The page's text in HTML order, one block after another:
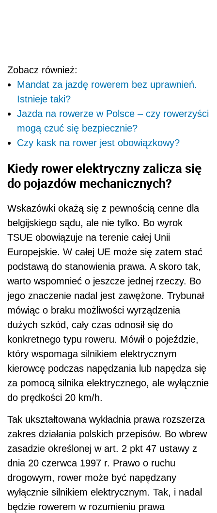
Zobacz również:
Mandat za jazdę rowerem bez uprawnień.
Istnieje taki?
Jazda na rowerze w Polsce – czy rowerzyści
mogą czuć się bezpiecznie?
Czy kask na rower jest obowiązkowy?
Kiedy rower elektryczny zalicza się
do pojazdów mechanicznych?
Wskazówki okażą się z pewnością cenne dla
belgijskiego sądu, ale nie tylko. Bo wyrok
TSUE obowiązuje na terenie całej Unii
Europejskie. W całej UE może się zatem stać
podstawą do stanowienia prawa. A skoro tak,
warto wspomnieć o jeszcze jednej rzeczy. Bo
jego znaczenie nadal jest zawężone. Trybunał
mówiąc o braku możliwości wyrządzenia
dużych szkód, cały czas odnosił się do
konkretnego typu roweru. Mówił o pojeździe,
który wspomaga silnikiem elektrycznym
kierowcę podczas napędzania lub napędza się
za pomocą silnika elektrycznego, ale wyłącznie
do prędkości 20 km/h.
Tak ukształtowana wykładnia prawa rozszerza
zakres działania polskich przepisów. Bo wbrew
zasadzie określonej w art. 2 pkt 47 ustawy z
dnia 20 czerwca 1997 r. Prawo o ruchu
drogowym, rower może być napędzany
wyłącznie silnikiem elektrycznym. Tak, i nadal
będzie rowerem w rozumieniu prawa